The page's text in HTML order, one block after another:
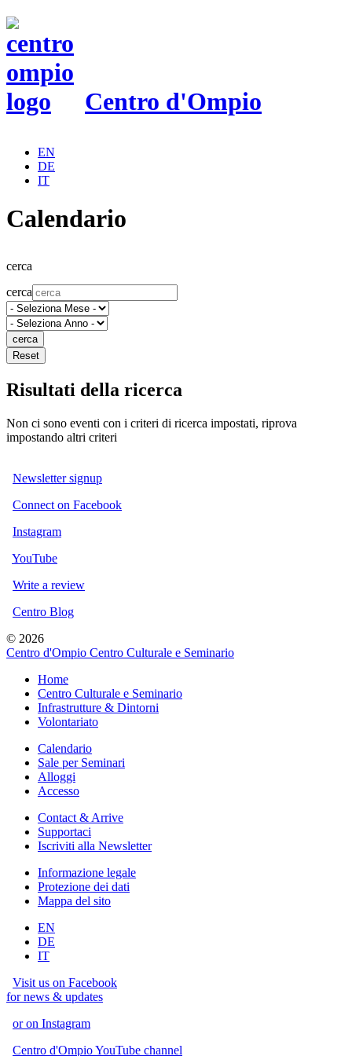
Centro d'Ompio
EN
DE
IT
Calendario
cerca
cerca
cerca
Reset
Risultati della ricerca
Non ci sono eventi con i criteri di ricerca impostati, riprova
impostando altri criteri
Newsletter signup
Connect on Facebook
Instagram
YouTube
Write a review
Centro Blog
© 2026
Centro d'Ompio Centro Culturale e Seminario
Home
Centro Culturale e Seminario
Infrastrutture & Dintorni
Volontariato
Calendario
Sale per Seminari
Alloggi
Accesso
Contact & Arrive
Supportaci
Iscriviti alla Newsletter
Informazione legale
Protezione dei dati
Mappa del sito
EN
DE
IT
Visit us on Facebook
for news & updates
or on Instagram
Centro d'Ompio YouTube channel